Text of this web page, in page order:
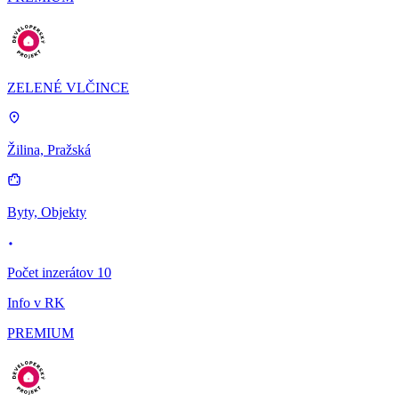
ZELENÉ VLČINCE
Žilina, Pražská
Byty, Objekty
Počet inzerátov 10
Info v RK
PREMIUM